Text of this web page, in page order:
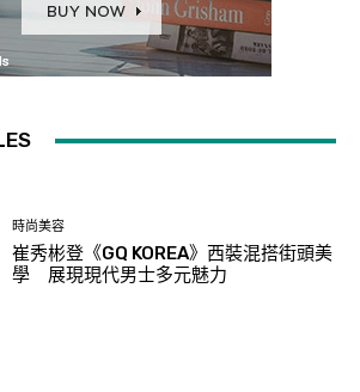
時尚美容
崔秀彬登《GQ KOREA》西裝混搭街頭美
學 展現現代男士多元魅力